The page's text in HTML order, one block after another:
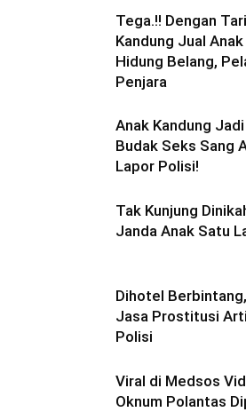
Tega.!! Dengan
Kandung Jual
Hidung Belang,
Penjara
Anak Kandung
Budak Seks Sang
Lapor Polisi!
Tak Kunjung
Janda Anak Satu
Dihotel
Jasa Prostitusi
Polisi
Viral di Medsos
Oknum Polantas